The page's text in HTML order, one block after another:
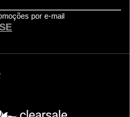
por e-mail